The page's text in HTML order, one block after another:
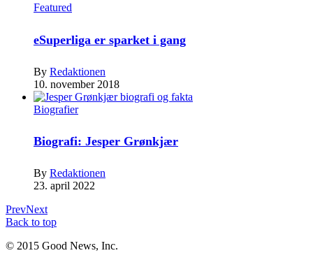
Featured
eSuperliga er sparket i gang
By Redaktionen
10. november 2018
Biografier
Biografi: Jesper Grønkjær
By Redaktionen
23. april 2022
PrevNext
Back to top
© 2015 Good News, Inc.